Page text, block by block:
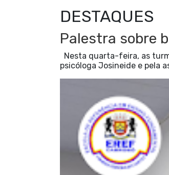
DESTAQUES
Palestra sobre
Nesta quarta-feira, as
psicóloga Josineide e pela